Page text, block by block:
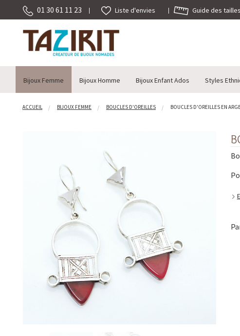
01 30 61 11 23 Liste d'envies Guide des tailles
Bijoux Femme Bijoux Homme Bijoux Enfant Ados Styles
ACCUEIL BIJOUX FEMME BOUCLES D'OREILLES BOUCLES D'OREILLES EN